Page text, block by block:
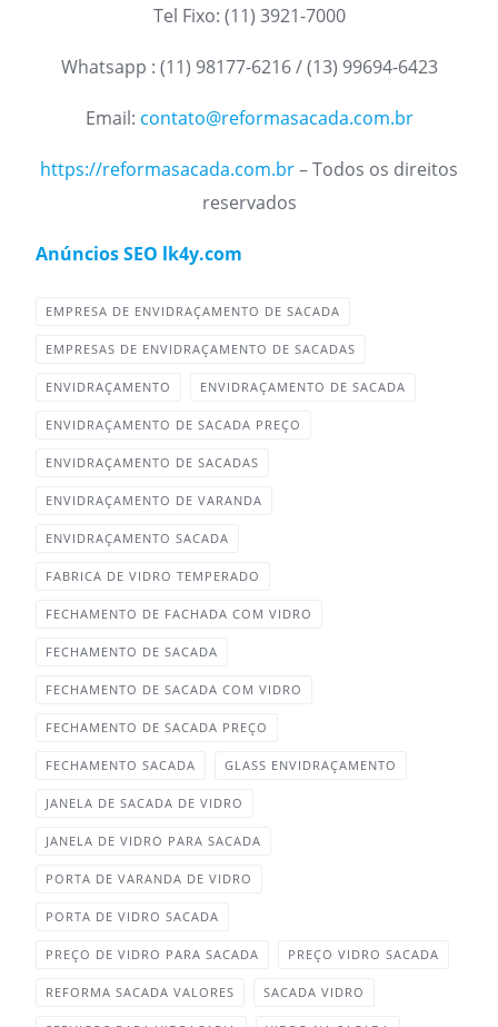
Tel Fixo: (11) 3921-7000
Whatsapp : (11) 98177-6216 / (13) 99694-6423
Email: contato@reformasacada.com.br
https://reformasacada.com.br– Todos os direitos
reservados
Anúncios SEO lk4y.com
EMPRESA DE ENVIDRAÇAMENTO DE SACADA
EMPRESAS DE ENVIDRAÇAMENTO DE SACADAS
ENVIDRAÇAMENTO ENVIDRAÇAMENTO DE SACADA
ENVIDRAÇAMENTO DE SACADA PREÇO
ENVIDRAÇAMENTO DE SACADAS
ENVIDRAÇAMENTO DE VARANDA
ENVIDRAÇAMENTO SACADA
FABRICA DE VIDRO TEMPERADO
FECHAMENTO DE FACHADA COM VIDRO
FECHAMENTO DE SACADA
FECHAMENTO DE SACADA COM VIDRO
FECHAMENTO DE SACADA PREÇO
FECHAMENTO SACADA GLASS ENVIDRAÇAMENTO
JANELA DE SACADA DE VIDRO
JANELA DE VIDRO PARA SACADA
PORTA DE VARANDA DE VIDRO
PORTA DE VIDRO SACADA
PREÇO DE VIDRO PARA SACADA PREÇO VIDRO SACADA
REFORMA SACADA VALORES SACADA VIDRO